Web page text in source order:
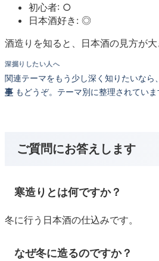
初心者: ○
日本酒好き: ◎
酒造りを知ると、日本酒の見方が大
深掘りしたい人へ
関連テーマをもう少し深く知りたいなら、
事 もどうぞ。テーマ別に整理されていま
ご質問にお答えします
寒造りとは何ですか？
冬に行う日本酒の仕込みです。
なぜ冬に造るのですか？